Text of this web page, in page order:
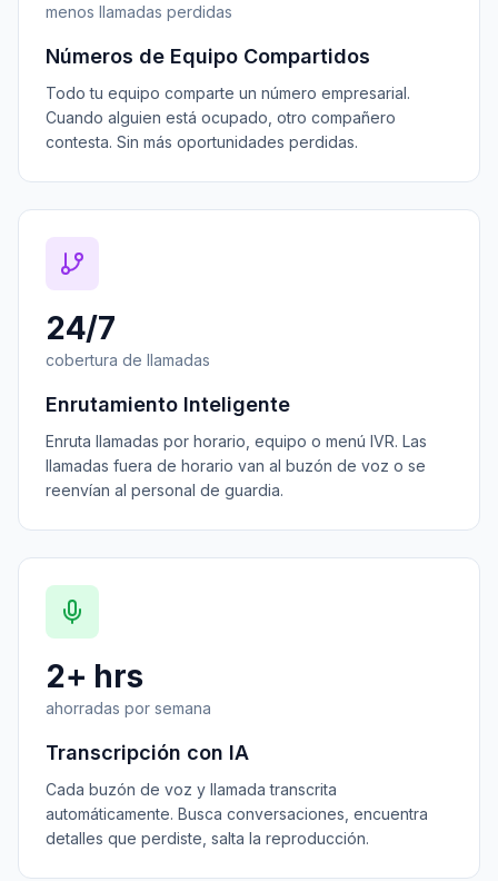
menos llamadas perdidas
Números de Equipo Compartidos
Todo tu equipo comparte un número empresarial.
Cuando alguien está ocupado, otro compañero
contesta. Sin más oportunidades perdidas.
24/7
cobertura de llamadas
Enrutamiento Inteligente
Enruta llamadas por horario, equipo o menú IVR. Las
llamadas fuera de horario van al buzón de voz o se
reenvían al personal de guardia.
2+ hrs
ahorradas por semana
Transcripción con IA
Cada buzón de voz y llamada transcrita
automáticamente. Busca conversaciones, encuentra
detalles que perdiste, salta la reproducción.